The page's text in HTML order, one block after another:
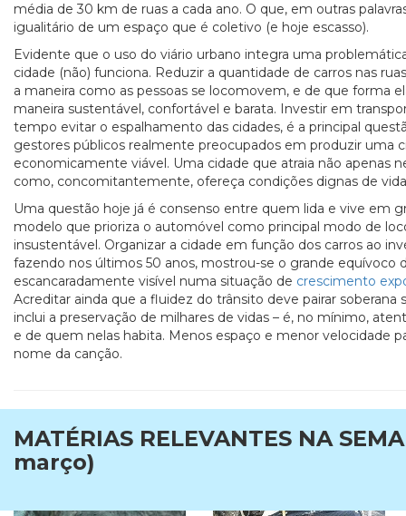
média de 30 km de ruas a cada ano. O que, em outras
igualitário de um espaço que é coletivo (e hoje escasso).
Evidente que o uso do viário urbano integra uma
cidade (não) funciona. Reduzir a quantidade de carros nas
a maneira como as pessoas se locomovem, e de que forma
maneira sustentável, confortável e barata. Investir em
tempo evitar o espalhamento das cidades, é a principal
gestores públicos realmente preocupados em produzir uma
economicamente viável. Uma cidade que atraia não apenas
como, concomitantemente, ofereça condições dignas de
Uma questão hoje já é consenso entre quem lida e vive em
modelo que prioriza o automóvel como principal modo de
insustentável. Organizar a cidade em função dos carros ao
fazendo nos últimos 50 anos, mostrou-se o grande equívoco
escancaradamente visível numa situação de crescimento
Acreditar ainda que a fluidez do trânsito deve pairar soberana
inclui a preservação de milhares de vidas – é, no mínimo,
e de quem nelas habita. Menos espaço e menor velocidade
nome da canção.
MATÉRIAS RELEVANTES NA
março)